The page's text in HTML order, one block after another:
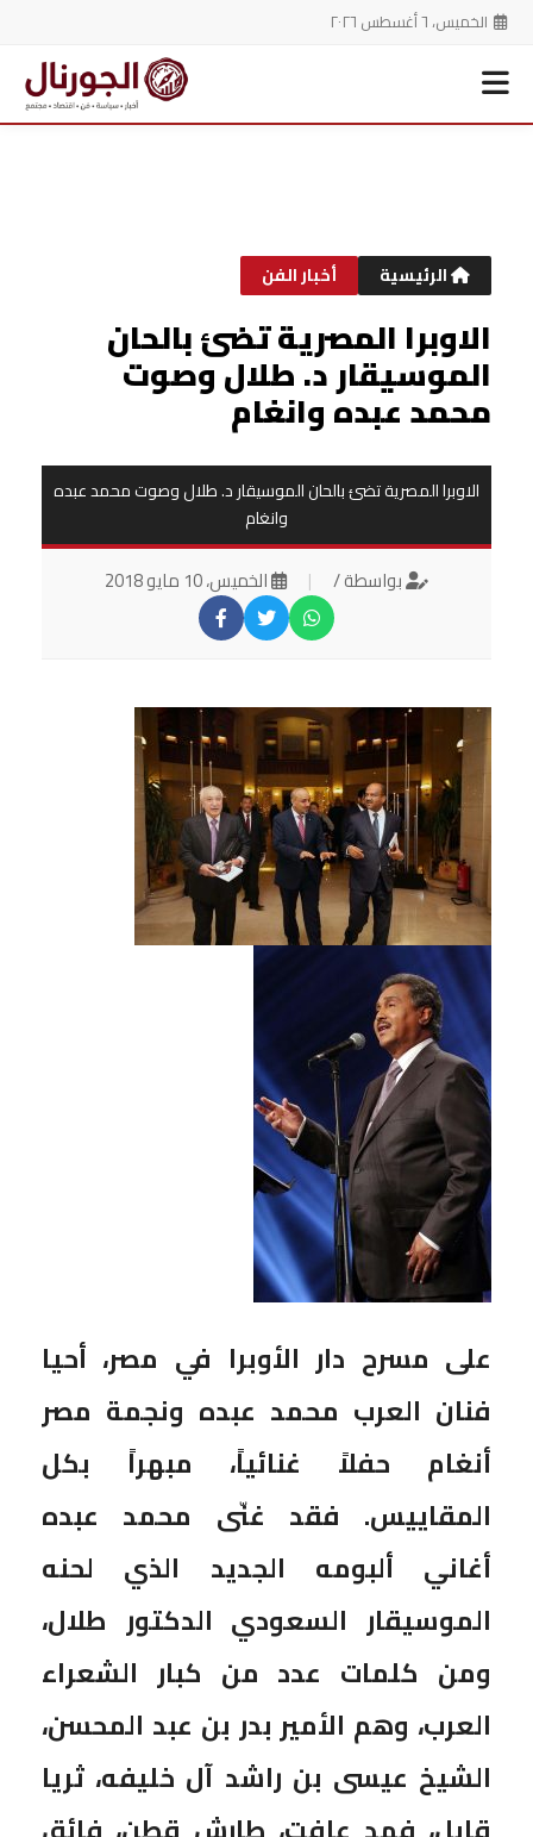
الخميس، ٦ أغسطس ٢٠٢٦
الرئيسية أخبار الفن
الاوبرا المصرية تضئ بالحان
الموسيقار د. طلال وصوت
محمد عبده وانغام
الاوبرا المصرية تضئ بالحان الموسيقار د. طلال وصوت محمد عبده
وانغام
بواسطة / | الخميس، 10 مايو 2018
على مسرح دار الأوبرا في مصر، أحيا
فنان العرب محمد عبده ونجمة مصر
أنغام حفلاً غنائياً، مبهراً بكل
المقاييس. فقد غنّى محمد عبده
أغاني ألبومه الجديد الذي لحنه
الموسيقار السعودي الدكتور طلال،
ومن كلمات عدد من كبار الشعراء
العرب، وهم الأمير بدر بن عبد المحسن،
الشيخ عيسى بن راشد آل خليفه، ثريا